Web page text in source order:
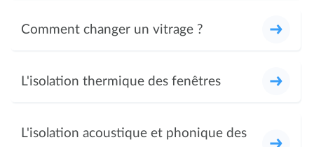
Comment changer un vitrage ?
L'isolation thermique des fenêtres
L'isolation acoustique et phonique des